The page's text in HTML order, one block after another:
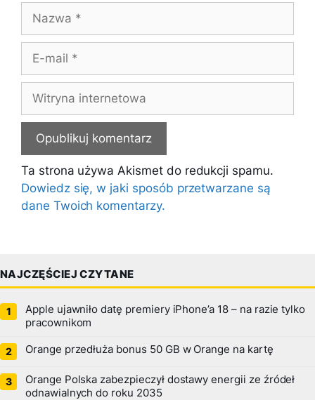
Nazwa
Witryna
internetowa
Ta strona używa Akismet do redukcji spamu.
Dowiedz się, w jaki sposób przetwarzane są
dane Twoich komentarzy.
NAJCZĘŚCIEJ CZYTANE
Apple ujawniło datę premiery iPhone’a 18 – na razie tylko
pracownikom
Orange przedłuża bonus 50 GB w Orange na kartę
Orange Polska zabezpieczył dostawy energii ze źródeł
odnawialnych do roku 2035